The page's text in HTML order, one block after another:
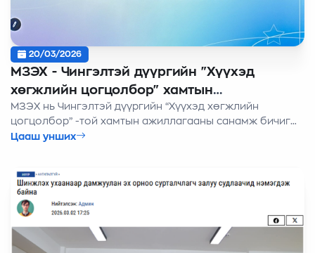
20/03/2026
МЗЭХ - Чингэлтэй дүүргийн "Хүүхэд
хөгжлийн цогцолбор" хамтын
ажиллагааны санамж бичиг байгууллаа
МЗЭХ нь Чингэлтэй дүүргийн “Хүүхэд хөгжлийн
цогцолбор” -той хамтын ажиллагааны санамж бичиг
байгууллаа.
Цааш унших